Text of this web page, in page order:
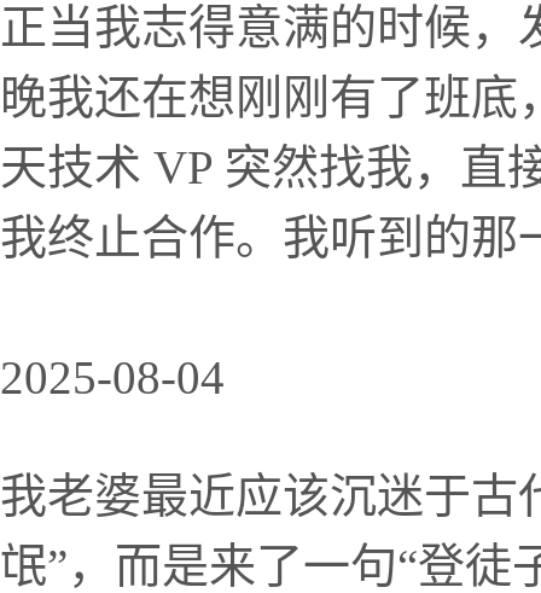
正当我志得意满的时候
晚我还在想刚刚有了班
天技术 VP 突然找我，直
我终止合作。我听到的那
2025-08-04
我老婆最近应该沉迷于古
氓”，而是来了一句“登徒